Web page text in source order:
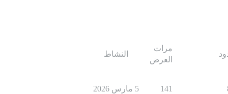
مرات
العرض
النشاط
141 5 مارس 2026